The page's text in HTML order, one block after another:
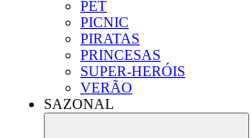
PET
PICNIC
PIRATAS
PRINCESAS
SUPER-HERÓIS
VERÃO
SAZONAL